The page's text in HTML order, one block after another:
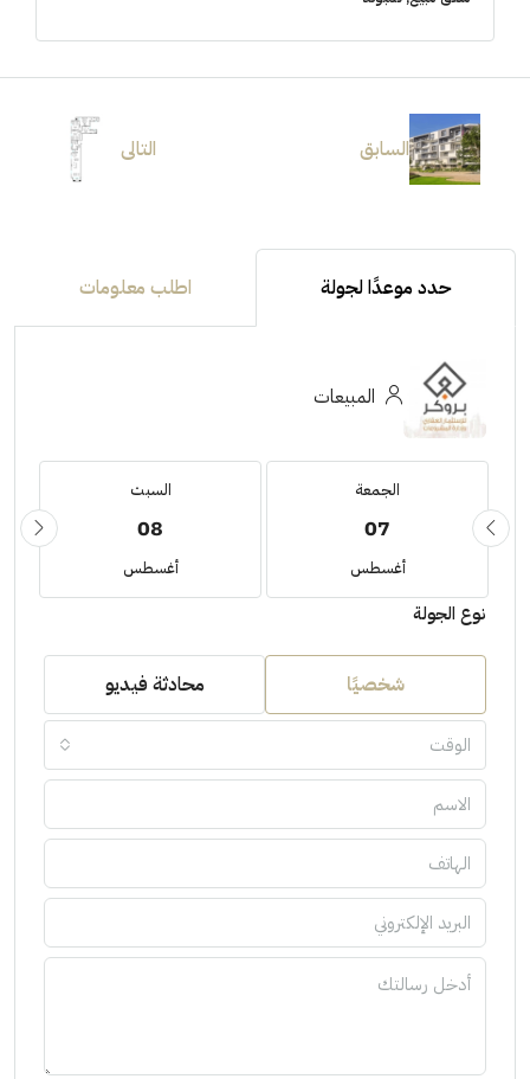
السابق التالى
حدد موعدًا لجولة اطلب معلومات
المبيعات
الجمعة
07
أغسطس
السبت
08
أغسطس
نوع الجولة
شخصيًا محادثة فيديو
الوقت